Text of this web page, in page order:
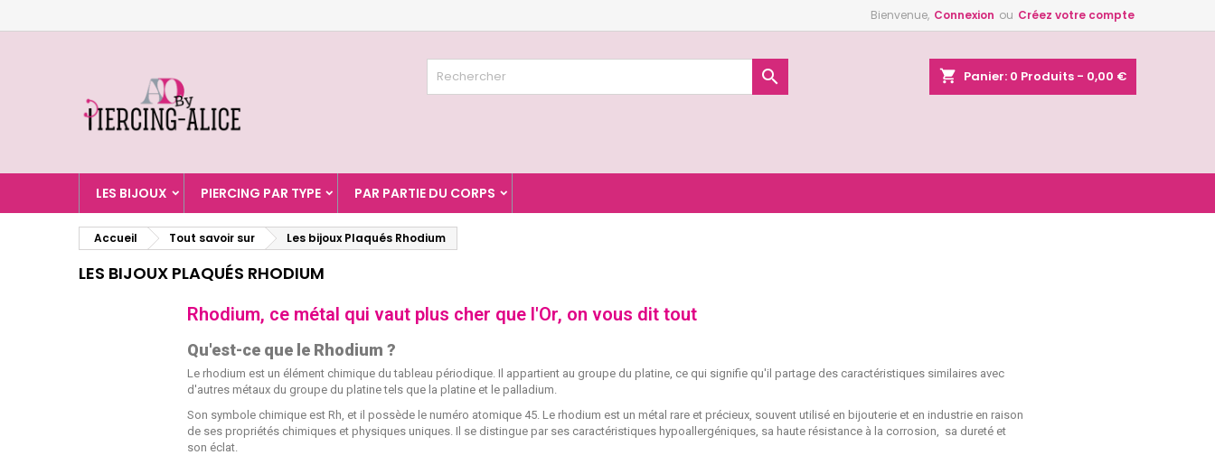
Bienvenue, Connexion ou Créez votre compte
shopping_cart Panier: 0 Produits - 0,00 €

LES BIJOUX PIERCING PAR TYPE PAR PARTIE DU CORPS
Accueil Tout savoir sur Les bijoux Plaqués Rhodium
LES BIJOUX PLAQUÉS RHODIUM
Rhodium, ce métal qui vaut plus cher que l'Or, on vous dit tout
Qu'est-ce que le Rhodium ?
Le rhodium est un élément chimique du tableau périodique. Il appartient au groupe du platine, ce qui signifie qu'il partage des caractéristiques similaires avec
d'autres métaux du groupe du platine tels que la platine et le palladium.
Son symbole chimique est Rh, et il possède le numéro atomique 45. Le rhodium est un métal rare et précieux, souvent utilisé en bijouterie et en industrie en raison
de ses propriétés chimiques et physiques uniques. Il se distingue par ses caractéristiques hypoallergéniques, sa haute résistance à la corrosion, sa dureté et
son éclat.
Ajouter à ma liste d'envies
Créer une nouvelle liste
((modalTitle))
((confirmMessage))
Créer une liste d'envies
Connexion
Vous devez être connecté pour ajouter des produits à votre liste
Annuler Connexion